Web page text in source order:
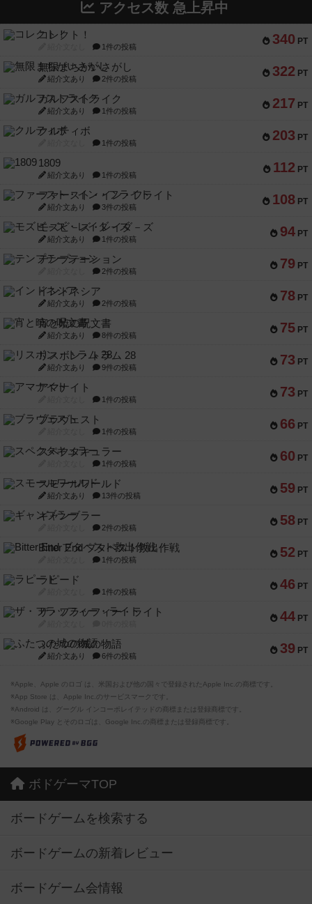
アクセス数 急上昇中
340 PT
コレクト！
1件の投稿
322 PT
無限まちがいさがし
紹介文あり 2件の投稿
217 PT
ガルフストライク
紹介文あり 1件の投稿
203 PT
クルティボ
1件の投稿
112 PT
1809
紹介文あり 1件の投稿
108 PT
ファースト・イン・フライト
紹介文あり 3件の投稿
94 PT
モズビ－ズ・レイダ－ズ
紹介文あり 1件の投稿
79 PT
テンプテーション
2件の投稿
78 PT
インドネシア
紹介文あり 2件の投稿
75 PT
宵と暁の呪文書
紹介文あり 8件の投稿
73 PT
リスボン・トラム 28
紹介文あり 9件の投稿
73 PT
アマナイト
1件の投稿
66 PT
ブラヴェスト
1件の投稿
60 PT
スペクタキュラー
1件の投稿
59 PT
スモールワールド
紹介文あり 13件の投稿
58 PT
ギャンブラー
2件の投稿
52 PT
Bitter End ブタペスト救出作戦
1件の投稿
46 PT
ラピード
1件の投稿
44 PT
ザ・フラッフィー・ライト
39 PT
ふたつの城の物語
紹介文あり 6件の投稿
※Apple、Apple のロゴ は、米国および他の国々で登録されたApple Inc.の商標です。
※App Store は、Apple Inc.のサービスマークです。
※Android は、グーグル インコーポレイテッドの商標または登録商標です。
※Google Play とそのロゴは、Google Inc.の商標または登録商標です。
ボドゲーマTOP
ボードゲームを検索する
ボードゲームの新着レビュー
ボードゲーム会情報